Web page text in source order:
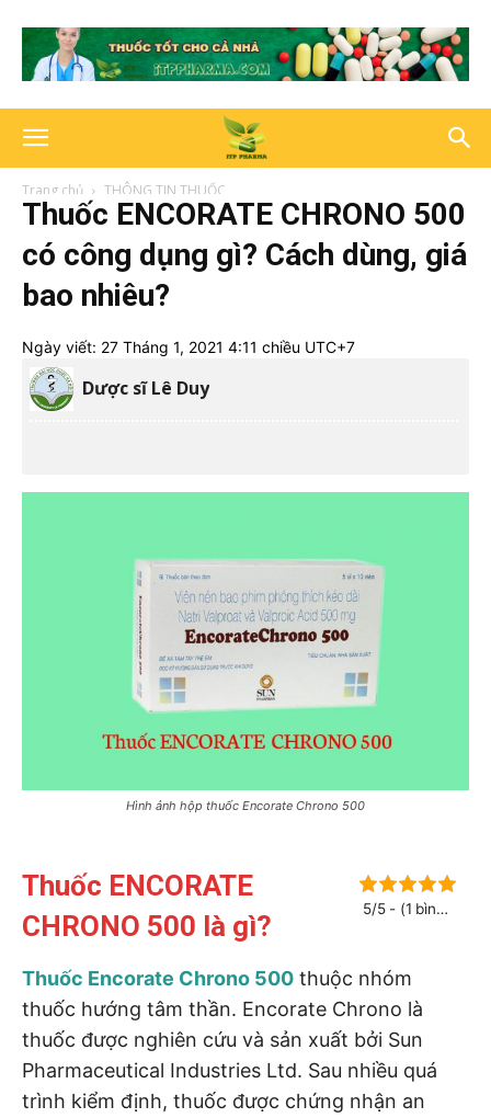
Trang chủ THÔNG TIN THUỐC
Thuốc ENCORATE CHRONO 500
có công dụng gì? Cách dùng, giá
bao nhiêu?
Ngày viết: 27 Tháng 1, 2021 4:11 chiều UTC+7
Dược sĩ Lê Duy
Hình ảnh hộp thuốc Encorate Chrono 500
5/5 - (1 bình
Thuốc ENCORATE
CHRONO 500 là gì?
Thuốc Encorate Chrono 500 thuộc nhóm
thuốc hướng tâm thần. Encorate Chrono là
thuốc được nghiên cứu và sản xuất bởi Sun
Pharmaceutical Industries Ltd. Sau nhiều quá
trình kiểm định, thuốc được chứng nhận an